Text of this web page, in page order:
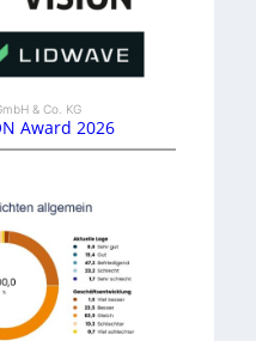
& Co. KG
Award 2026